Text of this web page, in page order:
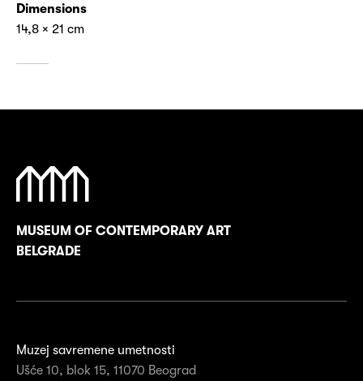
Dimensions
14,8 × 21 cm
MUSEUM OF CONTEMPORARY ART
BELGRADE
Muzej savremene umetnosti
Ušće 10, blok 15, 11070 Beograd